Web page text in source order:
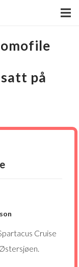
på
Cruise